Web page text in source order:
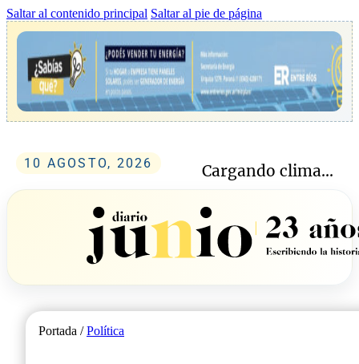
Saltar al contenido principal Saltar al pie de página
10 AGOSTO, 2026 Cargando clima...
Portada /Política